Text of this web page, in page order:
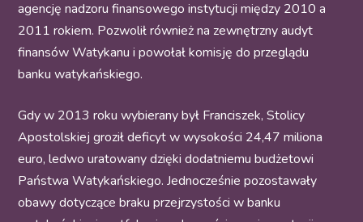
agencję nadzoru finansowego instytucji między 2010 a
2011 rokiem. Pozwolił również na zewnętrzny audyt
finansów Watykanu i powołał komisję do przeglądu
banku watykańskiego.
Gdy w 2013 roku wybierany był Franciszek, Stolicy
Apostolskiej groził deficyt w wysokości 24,47 miliona
euro, ledwo uratowany dzięki dodatniemu budżetowi
Państwa Watykańskiego. Jednocześnie pozostawały
obawy dotyczące braku przejrzystości w banku